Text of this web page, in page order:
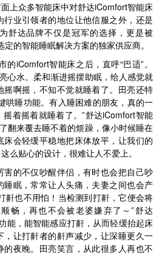
上众多智能床中对舒达iComfort智能床
业引领者的地位让他信服之外，还是
舒达品牌不仅是冠军的选择，更是被
的智能睡眠解决方案的独家供应商。
iComfort智能床之后，直呼“巴适”。
心水。柔和渐进摇摆助眠，给人感觉就
啊摇，不知不觉就睡着了。田亮还特
哄睡功能。有入睡困难的朋友，真的一
着摇着就睡着了。”舒达iComfort智能
翻来覆去睡不着的烦躁，像小时候睡在
会轻缓平稳地把床体放平，让我们的
么贴心的设计，很难让人不爱上。
的不仅吵醒伴侣，有时也会把自己吵
眠，常常让人头痛，夫妻之间也会产
鼾也不用怕！当检测到打鼾，它便会将
畅，再也不会被老婆嫌弃了～”舒达
能，能智能感应打鼾，从而轻缓抬起床
让打鼾者的鼾声减少，让深睡更久一
夜晚。田亮笑言，从此很多人再也不